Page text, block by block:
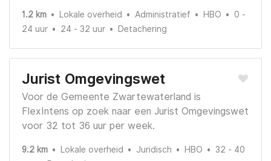
1.2 km Lokale overheid Administratief HBO
0 -
24 uur
24 - 32 uur Detachering
Jurist Omgevingswet
Voor de Gemeente Zwartewaterland is
FlexIntens op zoek naar een Jurist Omgevingswet
voor 32 tot 36 uur per week.
9.2 km Lokale overheid Juridisch HBO
32 - 40